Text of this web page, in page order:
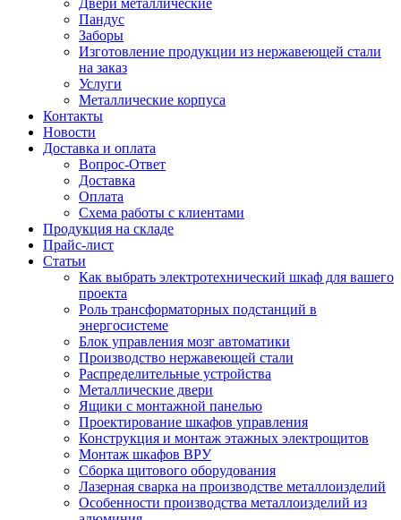
Двери металлические
Пандус
Заборы
Изготовление продукции из нержавеющей стали
на заказ
Услуги
Металлические корпуса
Контакты
Новости
Доставка и оплата
Вопрос-Ответ
Доставка
Оплата
Схема работы с клиентами
Продукция на складе
Прайс-лист
Статьи
Как выбрать электротехнический шкаф для вашего
проекта
Роль трансформаторных подстанций в
энергосистеме
Блок управления мозг автоматики
Производство нержавеющей стали
Распределительные устройства
Металлические двери
Ящики с монтажной панелью
Проектирование шкафов управления
Конструкция и монтаж этажных электрощитов
Монтаж шкафов ВРУ
Сборка щитового оборудования
Лазерная сварка на производстве металлоизделий
Особенности производства металлоизделий из